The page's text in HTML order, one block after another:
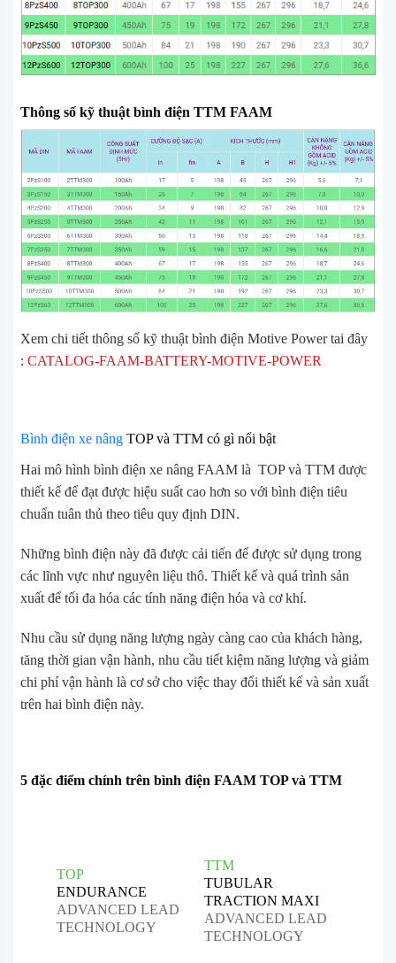
Thông số kỹ thuật bình điện TTM FAAM
Xem chi tiết thông số kỹ thuật bình điện Motive Power tai đây
: CATALOG-FAAM-BATTERY-MOTIVE-POWER
Bình điện xe nâng TOP và TTM có gì nổi bật
Hai mô hình bình điện xe nâng FAAM là TOP và TTM được
thiết kế để đạt được hiệu suất cao hơn so với bình điện tiêu
chuẩn tuân thủ theo tiêu quy định DIN.
Những bình điện này đã được cải tiến để được sử dụng trong
các lĩnh vực như nguyên liệu thô. Thiết kế và quá trình sản
xuất để tối đa hóa các tính năng điện hóa và cơ khí.
Nhu cầu sử dụng năng lượng ngày càng cao của khách hàng,
tăng thời gian vận hành, nhu cầu tiết kiệm năng lượng và giảm
chi phí vận hành là cơ sở cho việc thay đổi thiết kế và sản xuất
trên hai bình điện này.
5 đặc điểm chính trên bình điện FAAM TOP và TTM
TOP
ENDURANCE
ADVANCED LEAD
TECHNOLOGY
TTM
TUBULAR
TRACTION MAXI
ADVANCED LEAD
TECHNOLOGY